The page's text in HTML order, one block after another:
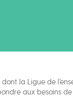
la Ligue de
aux besoins